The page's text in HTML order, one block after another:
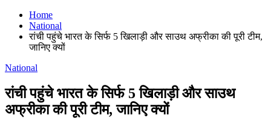
Home
National
रांची पहुंचे भारत के सिर्फ 5 खिलाड़ी और साउथ अफ्रीका की पूरी टीम,
जानिए क्यों
National
रांची पहुंचे भारत के सिर्फ 5 खिलाड़ी और साउथ
अफ्रीका की पूरी टीम, जानिए क्यों